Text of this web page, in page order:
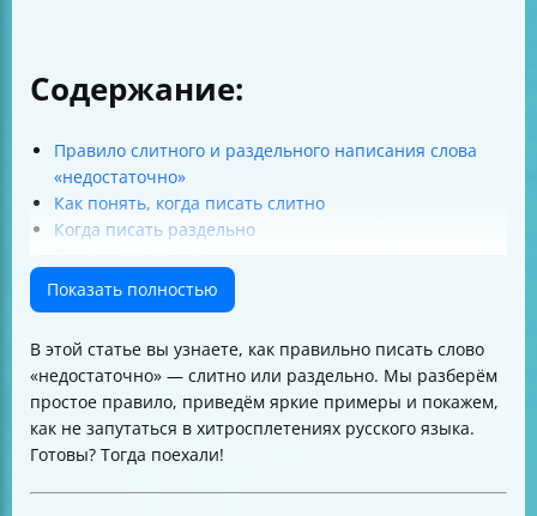
Содержание:
Правило слитного и раздельного написания слова
«недостаточно»
Как понять, когда писать слитно
Когда писать раздельно
Морфемный разбор слова «недостаточно»
Таблица для запоминания
Частые ошибки и как их избежать
Упражнения для закрепления
Как избежать путаницы, если встречаются оба
варианта рядом
Стили и контексты использования
Мини-тест для проверки понимания
Показать полностью
В этой статье вы узнаете, как правильно писать слово
«недостаточно» — слитно или раздельно. Мы разберём
простое правило, приведём яркие примеры и покажем,
как не запутаться в хитросплетениях русского языка.
Готовы? Тогда поехали!